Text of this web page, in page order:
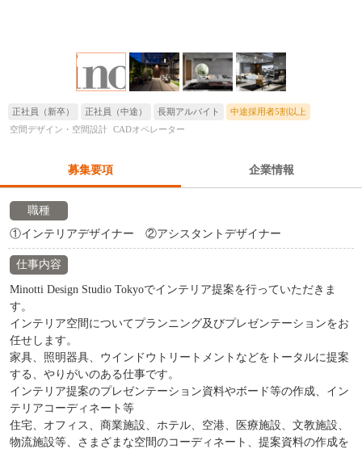
正社員（新卒） 正社員（中途） 長期アルバイト
中途採用者5割以上
空間デザイン・空間設計 CADオペレーター
募集要項 企業情報
職種
①インテリアデザイナー ②アシスタントデザイナー
仕事内容
Minotti Design Studio Tokyoでインテリア提案を行っていただきま
す。
インテリア空間についてプランニング及びプレゼンテーションをお
任せします。
家具、照明器具、ウインドウトリートメントなどをトータルに提案
する、やりがいのある仕事です。
インテリア提案のプレゼンテーション資料やボード等の作成、イン
テリアコーディネート等
住宅、オフィス、商業施設、ホテル、空港、医療施設、文教施設、
物流施設等、さまざまな空間のコーディネート、提案資料の作成を